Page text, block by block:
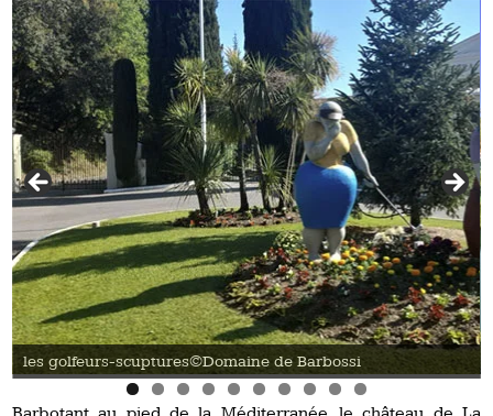
de Barbossi Old Course ©OT